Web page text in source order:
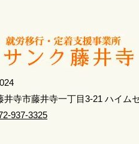
井寺市藤井寺一丁目3-21 ハイム
937-3325